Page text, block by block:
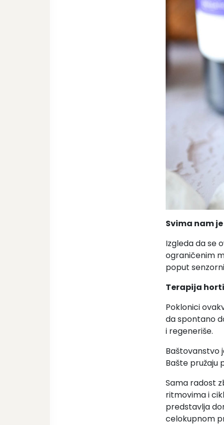
Svima nam
Izgleda da se
ograničenim
poput
Terapija
Poklonici
da spontano
i regeneriše.
Baštovanstvo
Bašte pružaju
Sama radost
ritmovima i
predstavlja
celokupnom